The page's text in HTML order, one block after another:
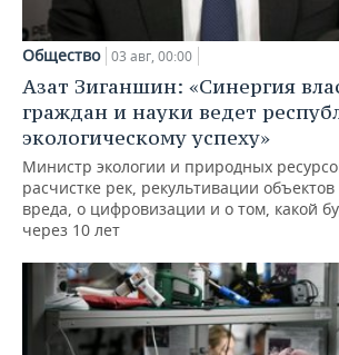
Общество 03 авг, 00:00
Азат Зиганшин: «Синергия
граждан и науки ведет
экологическому успеху»
Министр экологии и природных
расчистке рек, рекультивации
вреда, о цифровизации и о том, какой
через 10 лет